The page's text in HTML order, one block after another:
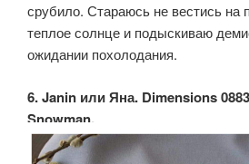
срубило. Стараюсь не вестись на
теплое солнце и подыскиваю
ожидании похолодания.
6. Janin или Яна. Dimensions
Snowman.